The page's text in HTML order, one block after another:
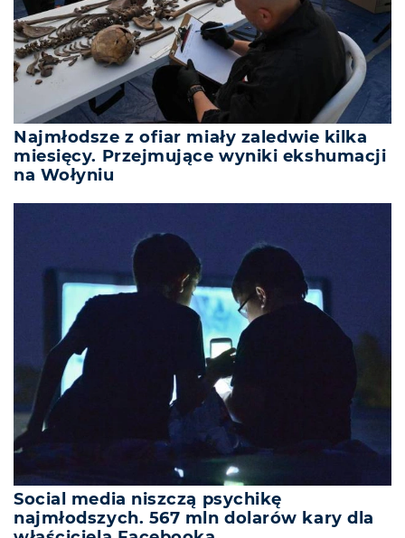
Najmłodsze z ofiar miały zaledwie kilka
miesięcy. Przejmujące wyniki ekshumacji
na Wołyniu
Social media niszczą psychikę
najmłodszych. 567 mln dolarów kary dla